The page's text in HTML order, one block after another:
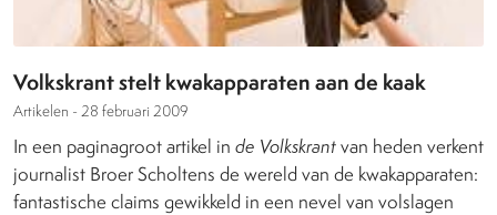
Volkskrant stelt kwakapparaten aan de kaak
Artikelen - 28 februari 2009
In een paginagroot artikel in de Volkskrantvan heden verkent
journalist Broer Scholtens de wereld van de kwakapparaten:
fantastische claims gewikkeld in een nevel van volslagen